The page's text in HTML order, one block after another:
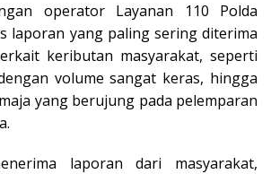
operator Layanan 110 Polda
laporan yang paling sering diterima
keributan masyarakat, seperti
volume sangat keras, hingga
yang berujung pada pelemparan
laporan dari masyarakat,